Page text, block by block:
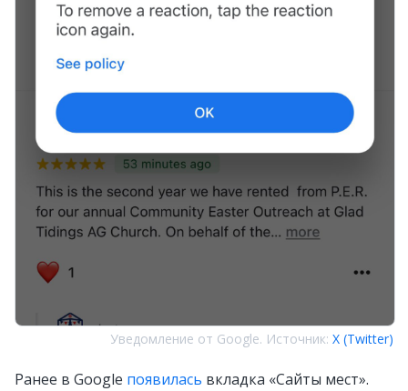
Уведомление от Google. Источник: X (Twitter)
Ранее в Google появилась вкладка «Сайты мест».